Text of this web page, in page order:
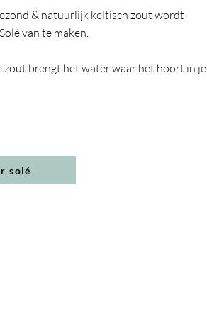
& natuurlijk keltisch zout wordt
van te maken.
zout brengt het water waar het hoort in je
solé